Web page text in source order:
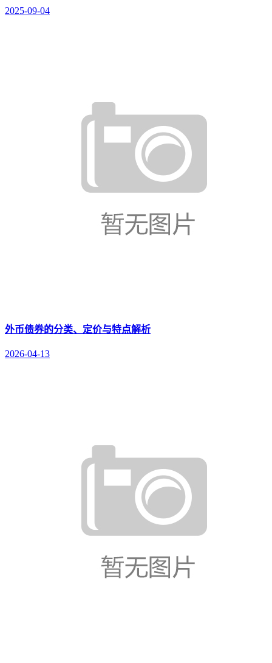
2025-09-04
外币债券的分类、定价与特点解析
2026-04-13